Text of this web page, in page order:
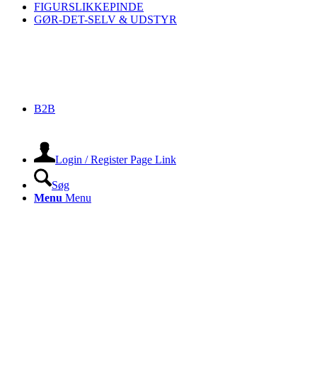
FIGURSLIKKEPINDE
GØR-DET-SELV & UDSTYR
B2B
Login / Register Page Link
Søg
Menu Menu